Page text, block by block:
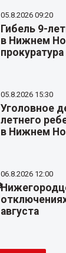
05.8.2026 09:20
Гибель 9-
в Нижнем
прокуратура
05.8.2026 15:30
Уголовное
летнего
в Нижнем
06.8.2026 12:00
августа